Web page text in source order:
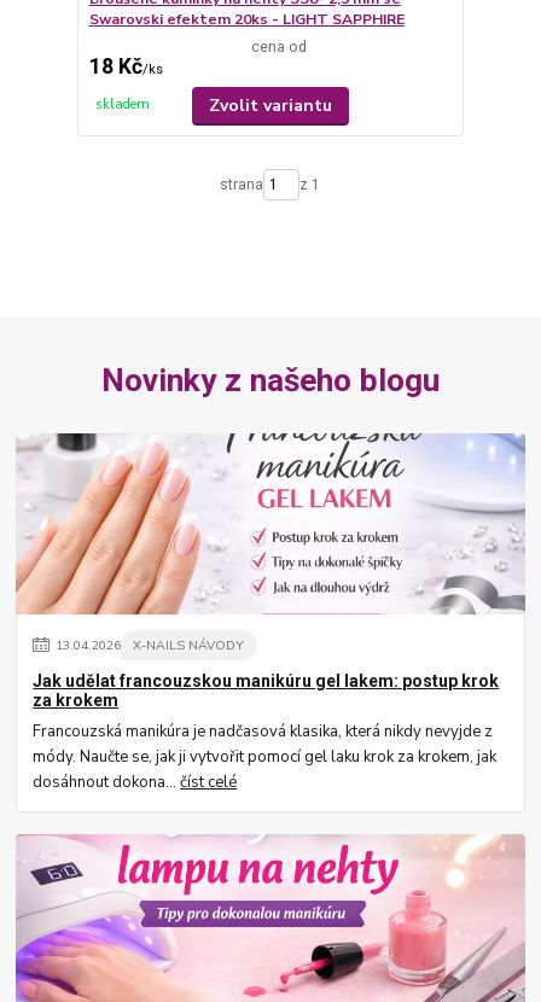
Swarovski efektem 20ks - LIGHT SAPPHIRE
cena od
18 Kč/ks
skladem Zvolit variantu
strana z 1
Novinky z našeho blogu
13.04.2026 X-NAILS NÁVODY
Jak udělat francouzskou manikúru gel lakem: postup krok
za krokem
Francouzská manikúra je nadčasová klasika, která nikdy nevyjde z
módy. Naučte se, jak ji vytvořit pomocí gel laku krok za krokem, jak
dosáhnout dokona...číst celé